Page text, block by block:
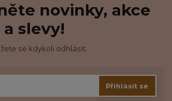
novinky, akce
a slevy!
se kdykoli odhlásit.
Přihlásit se